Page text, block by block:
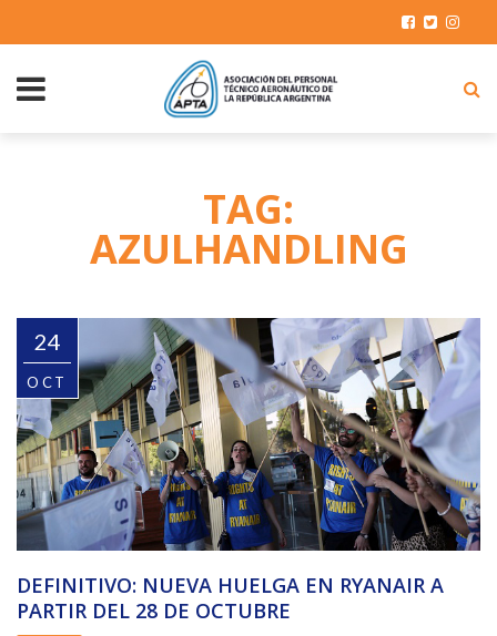
TAG:
AZULHANDLING
24
OCT
DEFINITIVO: NUEVA HUELGA EN RYANAIR A
PARTIR DEL 28 DE OCTUBRE